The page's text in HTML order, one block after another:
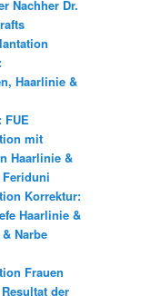
Nachher Dr.
Haarlinie &
FUE
mit
Haarlinie &
Korrektur:
Haarlinie &
Narbe
Frauen
der